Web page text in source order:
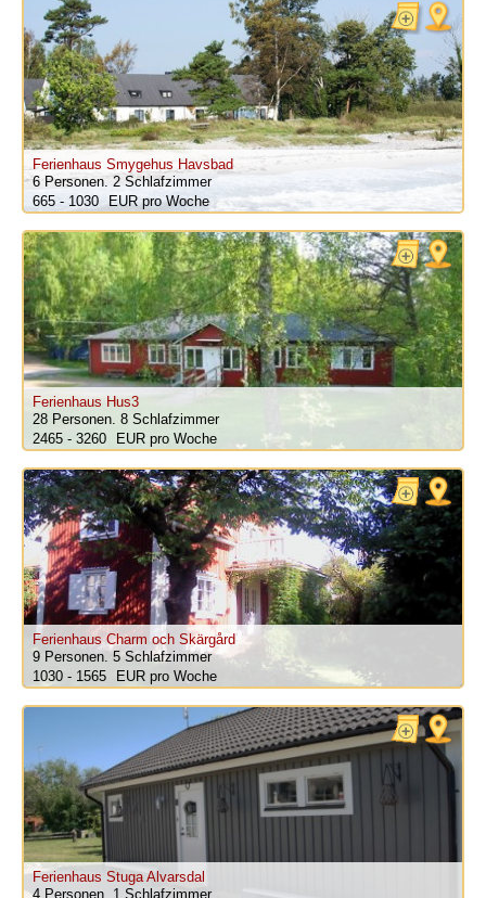
Ferienhaus Smygehus Havsbad
6 Personen. 2 Schlafzimmer
665 - 1030
pro Woche
Ferienhaus Hus3
28 Personen. 8 Schlafzimmer
2465 - 3260
pro Woche
Ferienhaus Charm och Skärgård
9 Personen. 5 Schlafzimmer
1030 - 1565
pro Woche
Ferienhaus Stuga Alvarsdal
4 Personen. 1 Schlafzimmer